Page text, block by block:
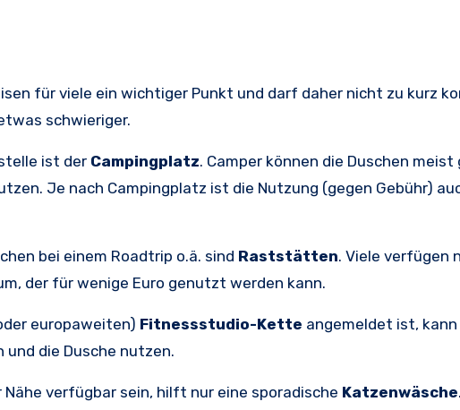
für viele ein wichtiger Punkt und darf daher nicht zu kurz
schwieriger.
ist der Campingplatz. Camper können die Duschen
Je nach Campingplatz ist die Nutzung (gegen Gebühr)
bei einem Roadtrip o.ä. sind Raststätten. Viele verfügen
der für wenige Euro genutzt werden kann.
europaweiten) Fitnessstudio-Kette angemeldet ist,
die Dusche nutzen.
verfügbar sein, hilft nur eine sporadische Katzenwäsche